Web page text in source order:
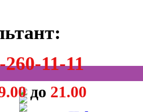
11-11
до 21.00